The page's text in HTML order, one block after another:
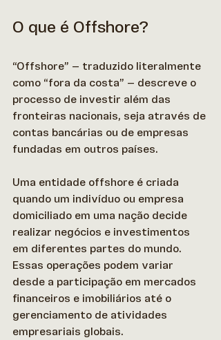
O que é Offshore?
“Offshore” — traduzido literalmente
como “fora da costa” — descreve o
processo de investir além das
fronteiras nacionais, seja através de
contas bancárias ou de empresas
fundadas em outros países.
Uma entidade offshore é criada
quando um indivíduo ou empresa
domiciliado em uma nação decide
realizar negócios e investimentos
em diferentes partes do mundo.
Essas operações podem variar
desde a participação em mercados
financeiros e imobiliários até o
gerenciamento de atividades
empresariais globais.